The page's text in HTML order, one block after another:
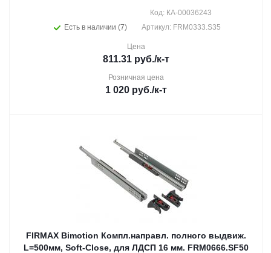
Есть в наличии (7)
Код: КА-00036243
Артикул: FRM0333.S35
Цена
811.31 руб./к-т
Розничная цена
1 020 руб./к-т
FIRMAX Bimotion Компл.направл. полного выдвиж.
L=500мм, Soft-Close, для ЛДСП 16 мм. FRM0666.SF50